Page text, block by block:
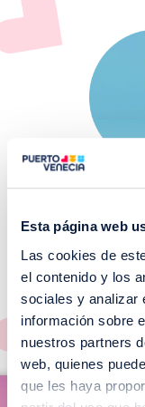
Esta página web
Las cookies de
el contenido y los
sociales y analizar
información sobre
nuestros partners
web, quienes
que les haya
¡No te
EVENTOS!
Ver todos >
m